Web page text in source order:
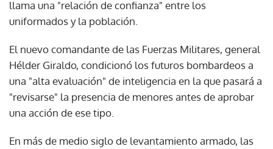
llama una "relación de confianza" entre los
uniformados y la población.
El nuevo comandante de las Fuerzas Militares, general
Hélder Giraldo, condicionó los futuros bombardeos a
una "alta evaluación" de inteligencia en la que pasará a
"revisarse" la presencia de menores antes de aprobar
una acción de ese tipo.
En más de medio siglo de levantamiento armado, las